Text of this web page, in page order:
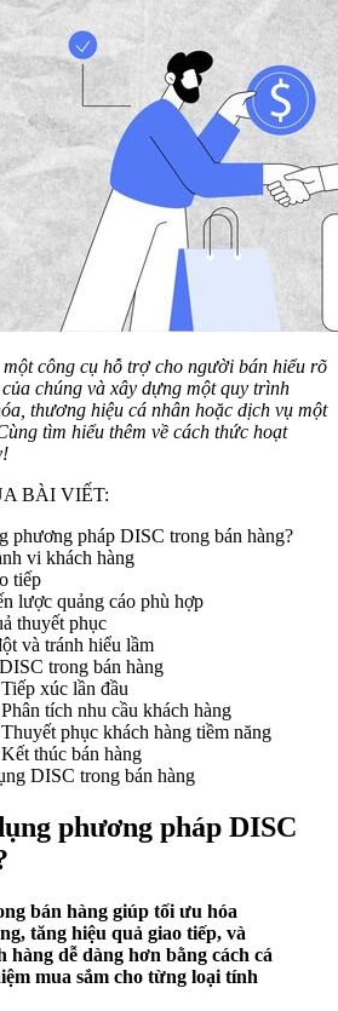
một công cụ hỗ trợ cho người bán hiểu rõ
chúng và xây dựng một quy trình
thương hiệu cá nhân hoặc dịch vụ một
tìm hiểu thêm về cách thức hoạt
BÀI VIẾT:
phương pháp DISC trong bán hàng?
vi khách hàng
tiếp
lược quảng cáo phù hợp
thuyết phục
và tránh hiểu lầm
trong bán hàng
xúc lần đầu
tích nhu cầu khách hàng
phục khách hàng tiềm năng
thúc bán hàng
DISC trong bán hàng
phương pháp DISC
bán hàng giúp tối ưu hóa
tăng hiệu quả giao tiếp, và
hàng dễ dàng hơn bằng cách cá
mua sắm cho từng loại tính